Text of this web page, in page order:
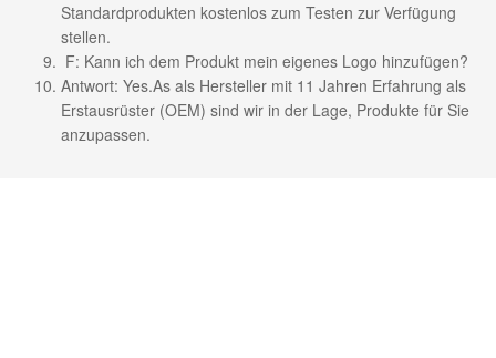
Standardprodukten kostenlos zum Testen zur Verfügung
stellen.
F: Kann ich dem Produkt mein eigenes Logo hinzufügen?
Antwort: Yes.As als Hersteller mit 11 Jahren Erfahrung als
Erstausrüster (OEM) sind wir in der Lage, Produkte für Sie
anzupassen.